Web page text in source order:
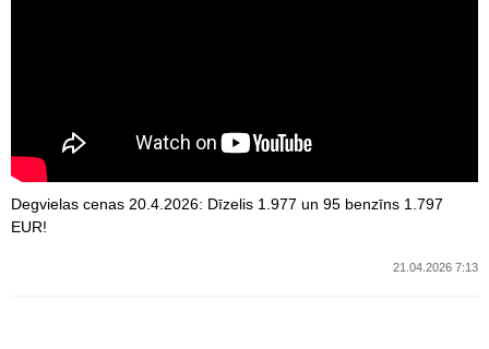
Degvielas cenas 20.4.2026: Dīzelis 1.977 un 95 benzīns 1.797
EUR!
21.04.2026 7:13